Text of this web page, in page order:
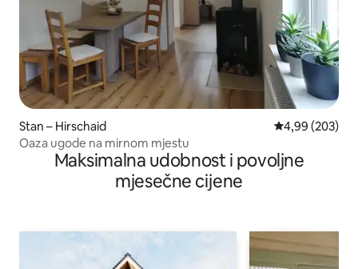
Stan – Hirschaid Prosječna
4,99 (203)
Oaza ugode na mirnom mjestu
Maksimalna udobnost i povoljne
mjesečne cijene